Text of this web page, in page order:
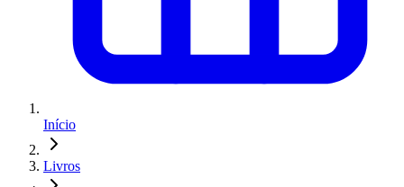
Início
Livros